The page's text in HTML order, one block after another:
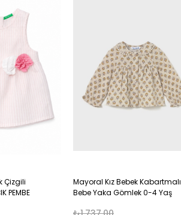
Çizgili
PEMBE
Mayoral Kız Bebek Kabartmalı
Bebe Yaka Gömlek 0-4 Yaş